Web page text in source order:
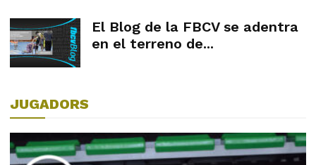
El Blog de la FBCV se adentra
en el terreno de...
JUGADORS